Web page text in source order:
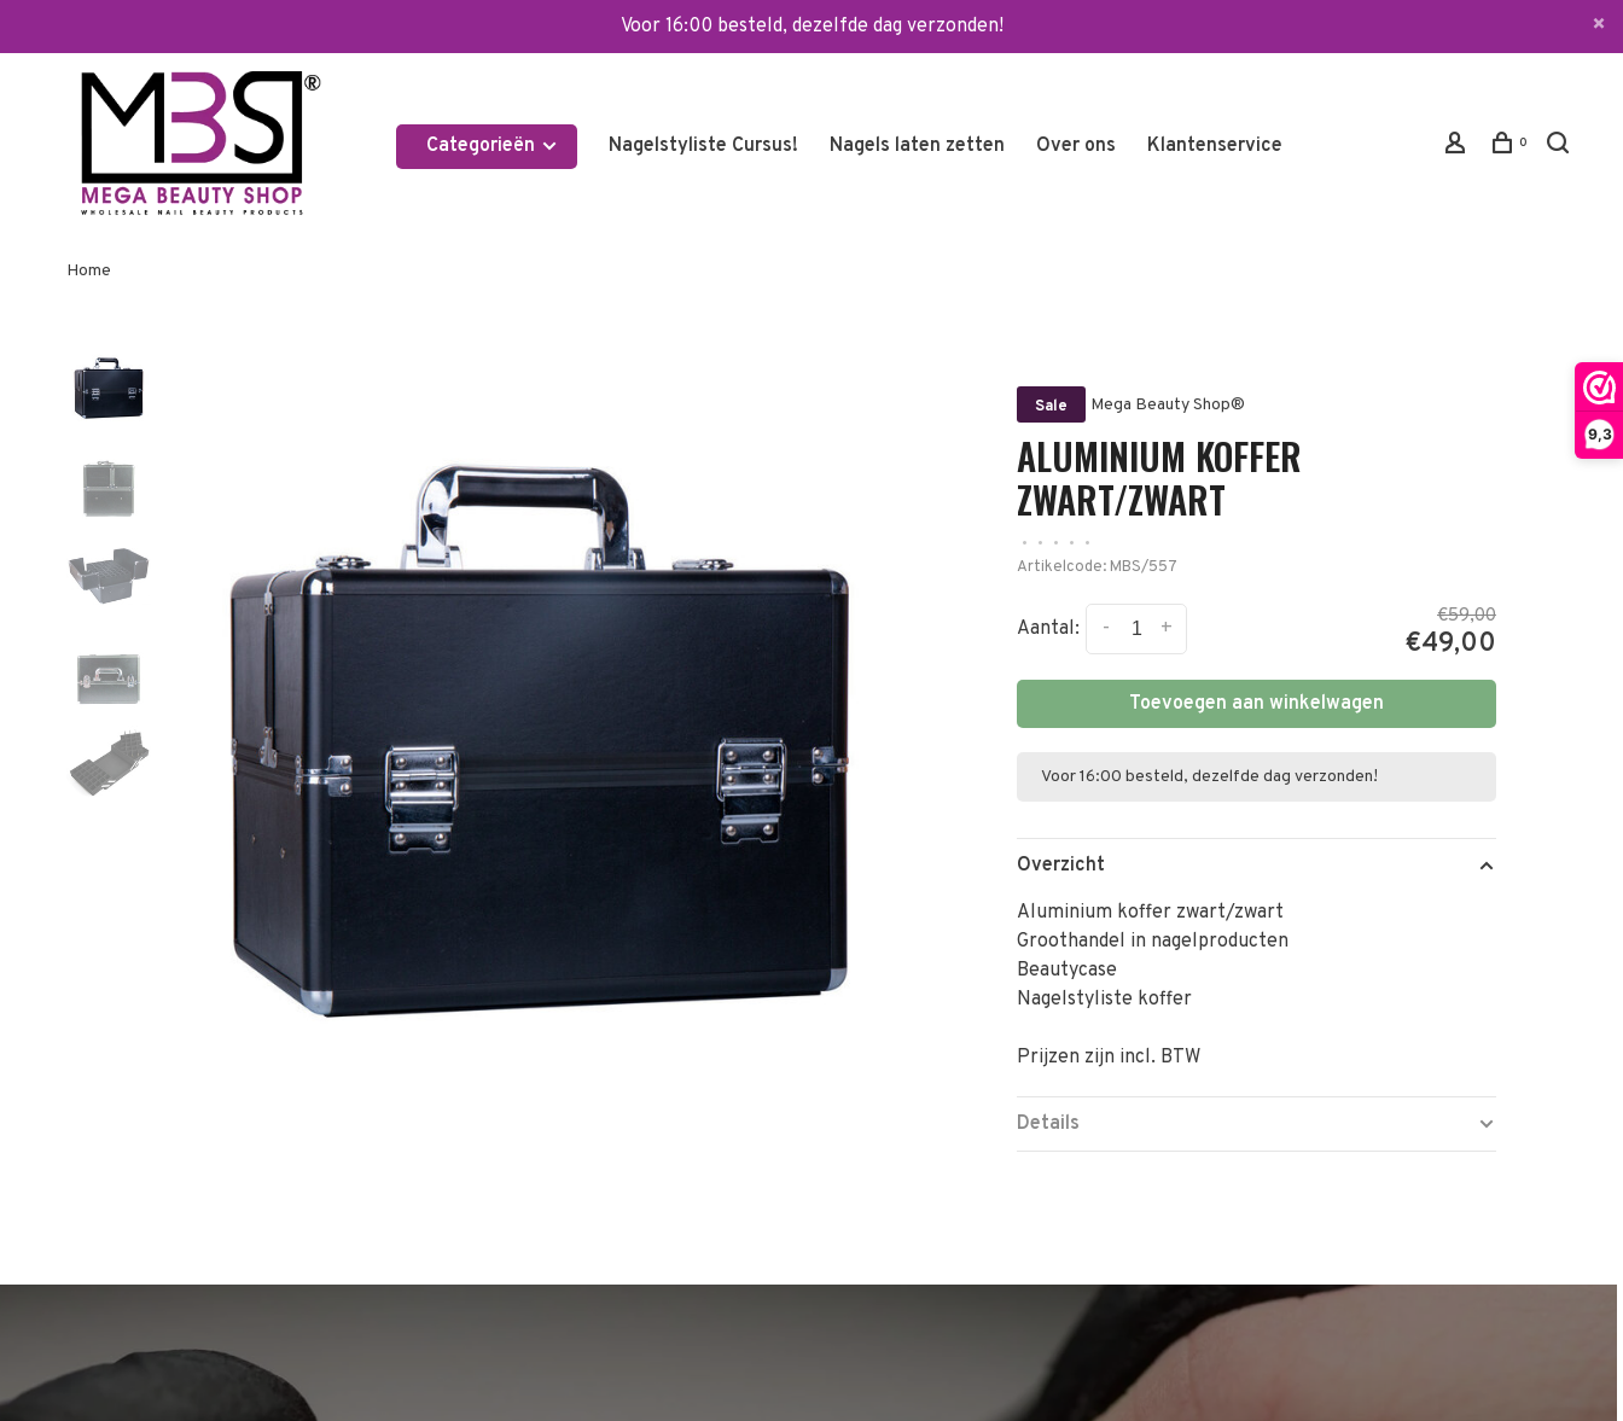
9,3
Voor 16:00 besteld, dezelfde dag verzonden!
Categorieën Nagelstyliste Cursus! Nagels laten zetten Over ons Klantenservice 0
Home
Sale Mega Beauty Shop®
ALUMINIUM KOFFER
ZWART/ZWART
• • • •
•
Artikelcode: MBS/557
Aantal: +
-
€59,00
€49,00
Toevoegen aan winkelwagen
Voor 16:00 besteld, dezelfde dag verzonden!
Overzicht
Aluminium koffer zwart/zwart
Groothandel in nagelproducten
Beautycase
Nagelstyliste koffer
Prijzen zijn incl. BTW
Details